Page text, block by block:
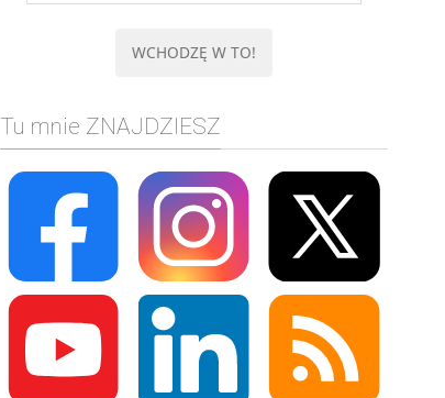
Tu mnie ZNAJDZIESZ